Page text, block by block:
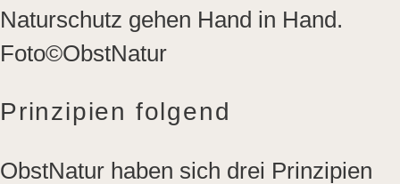
Naturschutz gehen Hand in Hand.
Foto©ObstNatur
Prinzipien folgend
ObstNatur haben sich drei Prinzipien